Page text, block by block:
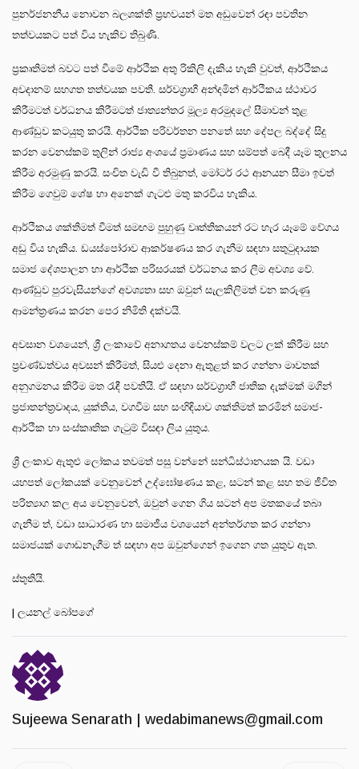
පුනර්ජනනීය නොවන බලශක්ති ප්‍රභවයන් මත අඩුවෙන් රඳා පවතින
තත්වයකට පත් විය හැකිව තිබුණි.
ප්‍රකෘතිමත් බවට පත් වීමේ ආර්ථික අතු රිකිලි දැකිය හැකි වුවත්, ආර්ථිකය
අවදානම් සහගත තත්වයක පවතී. සර්වග්‍රාහී අන්දමින් ආර්ථිකය ස්ථාවර
කිරීමටත් වර්ධනය කිරීමටත් ජාත්‍යන්තර මූල්‍ය අරමුදලේ සීමාවන් තුළ
ආණ්ඩුව කටයුතු කරයි. ආර්ථික පරිවර්තන පනතේ සහ දේපල බද්දේ සිදු
කරන වෙනස්කම් තුලින් රාජ්‍ය අංශයේ ප්‍රමාණය සහ සම්පත් බෙදී යෑම තුලනය
කිරීම අරමුණු කරයි. සංචිත වැඩි වී තිබුනත්, මෝටර් රථ ආනයන සීමා ඉවත්
කිරීම ගෙවුම් ශේෂ හා අනෙක් ගැටළු මතු කරවිය හැකිය.
ආර්ථිකය ශක්තිමත් වීමත් සමඟම පුහුණු වෘත්තිකයන් රට හැර යෑමේ වේගය
අඩු විය හැකිය. ඩයස්පෝරාව ආකර්ෂණය කර ගැනීම සඳහා සතුටුදායක
සමාජ දේශපාලන හා ආර්ථික පරිසරයක් වර්ධනය කර ලීම අවශ්‍ය වේ.
ආණ්ඩුව පුරවැසියන්ගේ අවශ්‍යතා සහ ඔවුන් සැලකිලිමත් වන කරුණු
ආමන්ත්‍රණය කරන පෙර නිමිති දක්වයි.
අවසාන වශයෙන්, ශ්‍රී ලංකාවේ අනාගතය වෙනස්කම් වලට ලක් කිරීම සහ
ප්‍රචණ්ඩත්වය අවසන් කිරීමත්, සියළු දෙනා ඇතුළත් කර ගන්නා මාවතක්
අනුගමනය කිරීම මත රැඳී පවතියි. ඒ සඳහා සර්වග්‍රාහී ජාතික දැක්මක් මගින්
ප්‍රජාතන්ත්‍රවාදය, යුක්තිය, වගවීම සහ සංහිඳියාව ශක්තිමත් කරමින් සමාජ-
ආර්ථික හා සංස්කෘතික ගැටුම් විසඳා ලිය යුතුය.
ශ්‍රී ලංකාව ඇතුළු ලෝකය තවමත් පසු වන්නේ සන්ධිස්ථානයක යි. වඩා
යහපත් ලෝකයක් වෙනුවෙන් උද්ඝෝෂණය කළ, සටන් කළ සහ තම ජීවිත
පරිත්‍යාග කල අය වෙනුවෙන්, ඔවුන් ගෙන ගිය සටන් අප මතකයේ තබා
ගැනීම ත්, වඩා සාධාරණ හා සමාජීය වශයෙන් අන්තර්ගත කර ගන්නා
සමාජයක් ගොඩනැගීම ත් සඳහා අප ඔවුන්ගෙන් ඉගෙන ගත යුතුව ඇත.
ස්තුතියි.
| ලයනල් බෝපගේ
Sujeewa Senarath | wedabimanews@gmail.com